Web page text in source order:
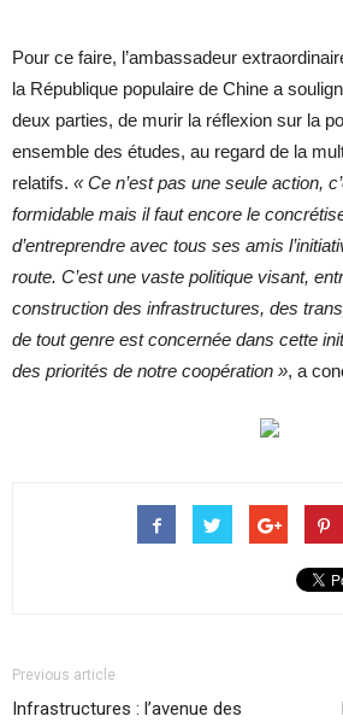
Pour ce faire, l’ambassadeur
la République populaire de Chine a
deux parties, de murir la réflexion sur la
ensemble des études, au regard de la
relatifs. « Ce n’est pas une seule action,
formidable mais il faut encore le
d’entreprendre avec tous ses amis
route. C’est une vaste politique visant,
construction des infrastructures, des
de tout genre est concernée dans cette
des priorités de notre coopération », a
Previous article
Infrastructures : l’avenue des